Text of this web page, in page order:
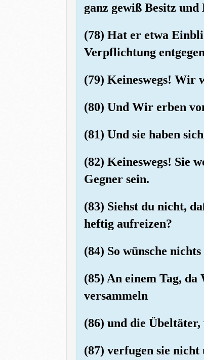
ganz gewiß Besitz
(78) Hat er etwa
Verpflichtung
(79) Keineswegs! Wir
(80) Und Wir erben
(81) Und sie haben
(82) Keineswegs! Sie
Gegner sein.
(83) Siehst du nicht,
heftig aufreizen?
(84) So wünsche
(85) An einem Tag,
versammeln
(86) und die
(87) verfugen sie